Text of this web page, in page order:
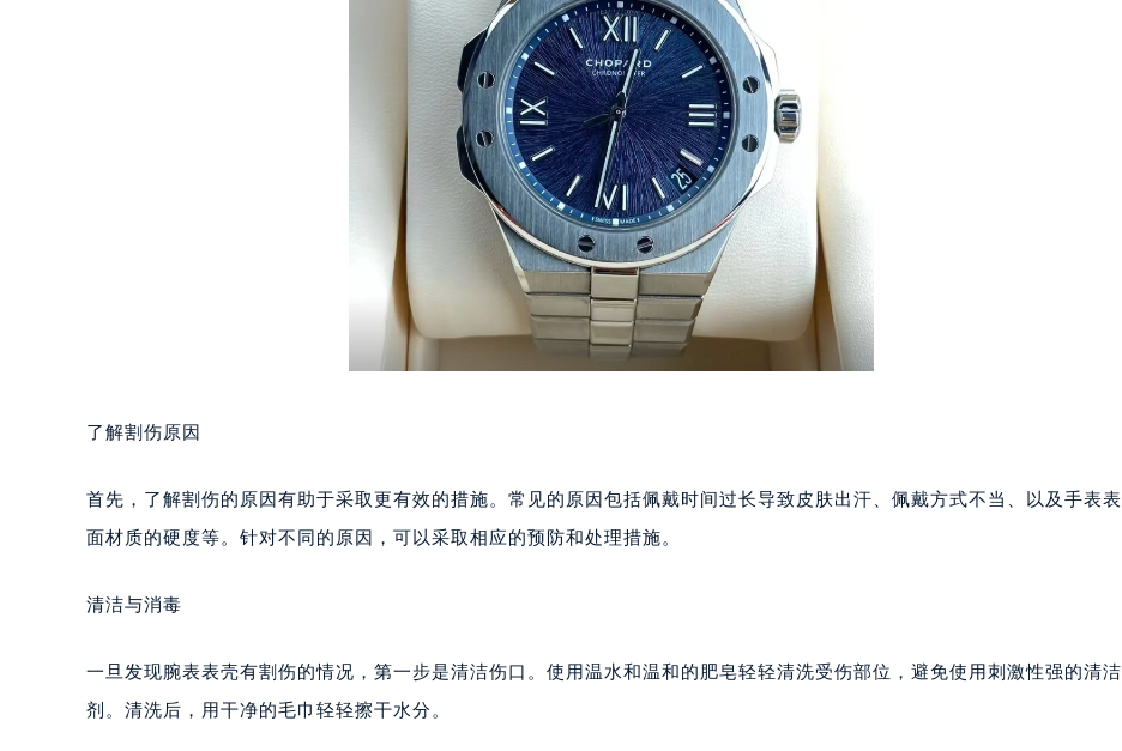
太原市迎泽区解放路15号亨得利名表服务中心（品牌授权店）3层整层（需提前预约）
沈阳市沈河区中街路137号亨得利名表服务中心（品牌授权店）1层整层（需提前预约）
沈阳市沈河区中街路83号亨得利名表服务中心（品牌授权店）1层整层（需提前预约）
乌鲁木齐市天山区红山路26号时代广场（CCMALL）C座17层17-B（需提前预约）
温州市鹿城区锦绣路1067号置信广场10层1015室（需提前预约）
哈尔滨市道里区友谊西路600号富力中心T2座写字楼29层03室（需提前预约）
大连市中山区人民路15号国际金融大厦7层G室（需提前预约）
佛山市禅城区季华五路57号万科金融中心C座12层1205室（需提前预约）
东莞市东城街道鸿福东路1号民盈国贸中心T1写字楼9层907室（需提前预约）
无锡市梁溪区人民中路139号恒隆广场写字楼1座11层1104室（需提前预约）
南通市崇川区工农路57号圆融广场写字楼16层1603室（需提前预约）
合肥市蜀山区潜山路111号万象城华润大厦B座12楼03室（需提前预约）
石家庄市长安区中山东路39号勒泰中心写字楼B座13层07室（需提前预约）
了解割伤原因
首先，了解割伤的原因有助于采取更有效的措施。常见的原因包括佩戴时间过长导致皮肤出汗、佩戴方式不当、以及手表表
面材质的硬度等。针对不同的原因，可以采取相应的预防和处理措施。
清洁与消毒
一旦发现腕表表壳有割伤的情况，第一步是清洁伤口。使用温水和温和的肥皂轻轻清洗受伤部位，避免使用刺激性强的清洁
剂。清洗后，用干净的毛巾轻轻擦干水分。